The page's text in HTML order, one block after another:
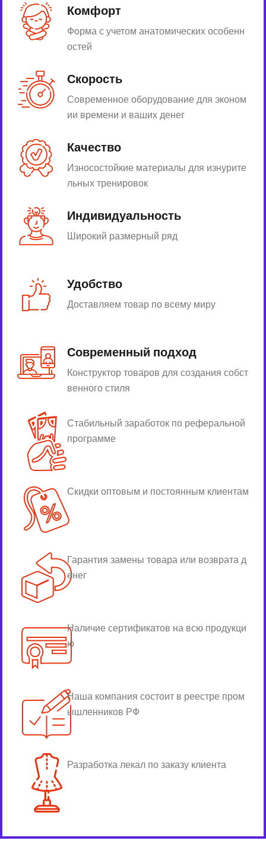
Комфорт
Форма с учетом анатомических особенн
остей
Скорость
Современное оборудование для эконом
ии времени и ваших денег
Качество
Износостойкие материалы для изнурите
льных тренировок
Индивидуальность
Широкий размерный ряд
Удобство
Доставляем товар по всему миру
Современный подход
Конструктор товаров для создания собст
венного стиля
Стабильный заработок по реферальной
программе
Скидки оптовым и постоянным клиентам
Гарантия замены товара или возврата д
енег
Наличие сертификатов на всю продукци
ю
Наша компания состоит в реестре пром
ышленников РФ
Разработка лекал по заказу клиента